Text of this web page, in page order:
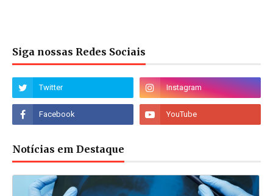
Siga nossas Redes Sociais
Notícias em Destaque